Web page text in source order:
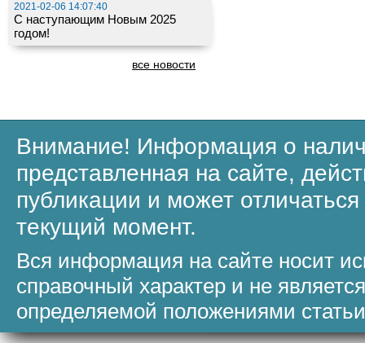
2021-02-06 14:07:40
С наступающим Новым 2025
годом!
все новости
Внимание! Информация о
представленная на сайте,
публикации и может
текущий момент.
Вся информация на сайте носит
справочный характер и не
определяемой положениями